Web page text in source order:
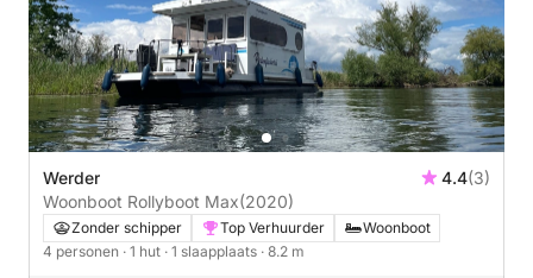
Werder 4.4(3)
Woonboot Rollyboot Max(2020)
Zonder schipper Top Verhuurder
Woonboot
4 personen · 1 hut · 1 slaapplaats · 8.2 m